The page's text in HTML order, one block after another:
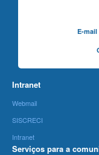
E-
Intranet
Webmail
SISCRECI
Intranet
Serviços para a